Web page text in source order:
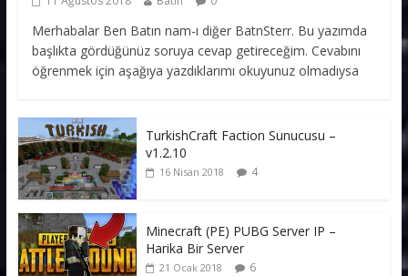
Merhabalar Ben Batın nam-ı diğer BatnSterr. Bu yazımda
başlıkta gördüğünüz soruya cevap getireceğim. Cevabını
öğrenmek için aşağıya yazdıklarımı okuyunuz olmadıysa
TurkishCraft Faction Sunucusu –
v1.2.10
16 Nisan 2018 4
Minecraft (PE) PUBG Server IP –
Harika Bir Server
21 Ocak 2018 6